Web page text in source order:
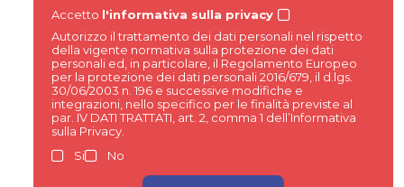
Accetto l'informativa sulla privacy
Autorizzo il trattamento dei dati personali nel rispetto
della vigente normativa sulla protezione dei dati
personali ed, in particolare, il Regolamento Europeo
per la protezione dei dati personali 2016/679, il d.lgs.
30/06/2003 n. 196 e successive modifiche e
integrazioni, nello specifico per le finalità previste al
par. IV DATI TRATTATI, art. 2, comma 1 dell’Informativa
sulla Privacy.
Si
No